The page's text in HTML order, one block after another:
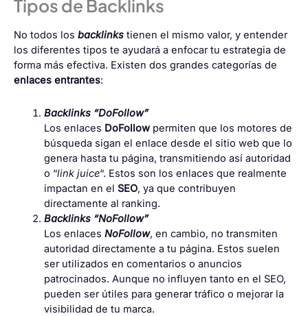
Tipos de Backlinks
No todos los backlinks tienen el mismo valor, y entender
los diferentes tipos te ayudará a enfocar tu estrategia de
forma más efectiva. Existen dos grandes categorías de
enlaces entrantes:
Backlinks “DoFollow”
Los enlaces DoFollowpermiten que los motores de
búsqueda sigan el enlace desde el sitio web que lo
genera hasta tu página, transmitiendo así autoridad
o “link juice“. Estos son los enlaces que realmente
impactan en el SEO, ya que contribuyen
directamente al ranking.
Backlinks “NoFollow”
Los enlaces NoFollow, en cambio, no transmiten
autoridad directamente a tu página. Estos suelen
ser utilizados en comentarios o anuncios
patrocinados. Aunque no influyen tanto en el SEO,
pueden ser útiles para generar tráfico o mejorar la
visibilidad de tu marca.